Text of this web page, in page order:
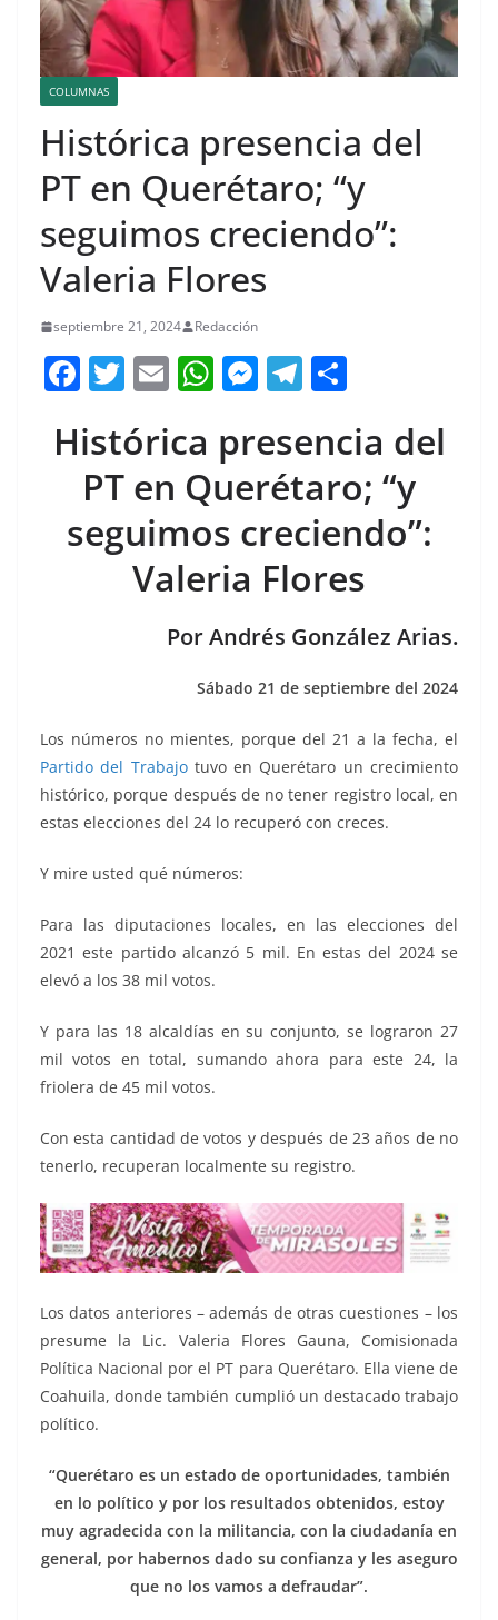
COLUMNAS
Histórica presencia del
PT en Querétaro; “y
seguimos creciendo”:
Valeria Flores
septiembre 21, 2024 Redacción
F
c
e
b
o
T
itt
er
E
ai
l
W
at
s
A
p
p
M
ss
e
n
g
er
T
e
gr
a
m
m
p
ar
tir
Histórica presencia del
PT en Querétaro; “y
seguimos creciendo”:
Valeria Flores
Por Andrés González Arias.
Sábado 21 de septiembre del 2024
Los números no mientes, porque del 21 a la fecha, el
Partido del Trabajotuvo en Querétaro un crecimiento
histórico, porque después de no tener registro local, en
estas elecciones del 24 lo recuperó con creces.
Y mire usted qué números:
Para las diputaciones locales, en las elecciones del
2021 este partido alcanzó 5 mil. En estas del 2024 se
elevó a los 38 mil votos.
Y para las 18 alcaldías en su conjunto, se lograron 27
mil votos en total, sumando ahora para este 24, la
friolera de 45 mil votos.
Con esta cantidad de votos y después de 23 años de no
tenerlo, recuperan localmente su registro.
Los datos anteriores – además de otras cuestiones – los
presume la Lic. Valeria Flores Gauna, Comisionada
Política Nacional por el PT para Querétaro. Ella viene de
Coahuila, donde también cumplió un destacado trabajo
político.
“Querétaro es un estado de oportunidades, también
en lo político y por los resultados obtenidos, estoy
muy agradecida con la militancia, con la ciudadanía en
general, por habernos dado su confianza y les aseguro
que no los vamos a defraudar”.